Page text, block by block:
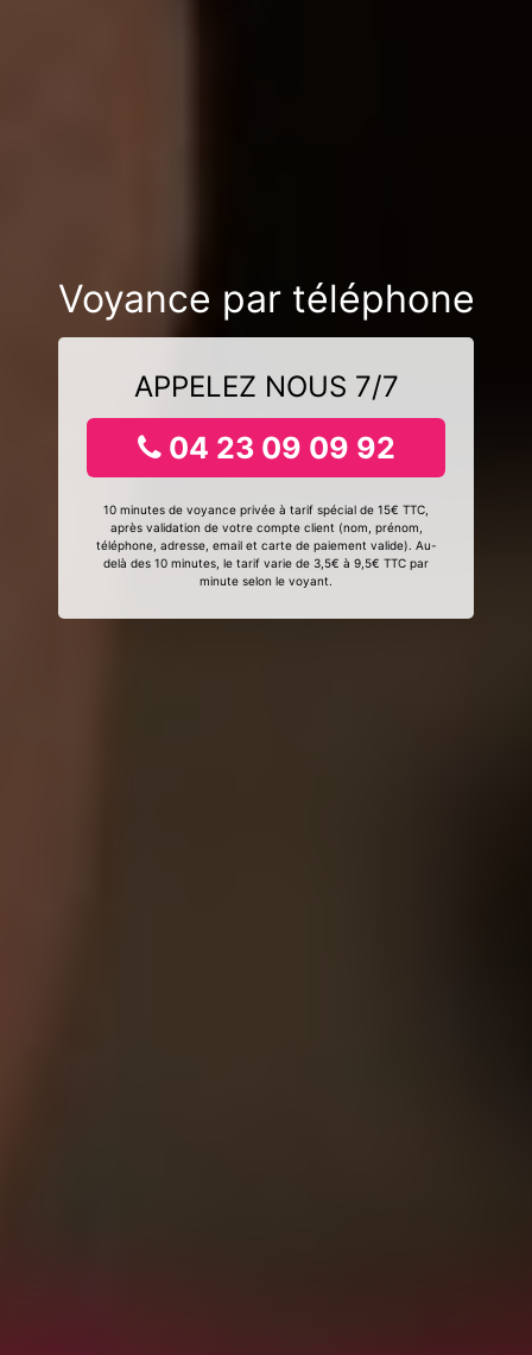
Voyance par téléphone
APPELEZ NOUS 7/7
04 23 09 09 92
10 minutes de voyance privée à tarif spécial de 15€ TTC,
après validation de votre compte client (nom, prénom,
téléphone, adresse, email et carte de paiement valide). Au-
delà des 10 minutes, le tarif varie de 3,5€ à 9,5€ TTC par
minute selon le voyant.